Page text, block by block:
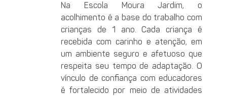
Na Escola Moura Jardim, o
acolhimento é a base do trabalho com
crianças de 1 ano. Cada criança é
recebida com carinho e atenção, em
um ambiente seguro e afetuoso que
respeita seu tempo de adaptação. O
vínculo de confiança com educadores
é fortalecido por meio de atividades